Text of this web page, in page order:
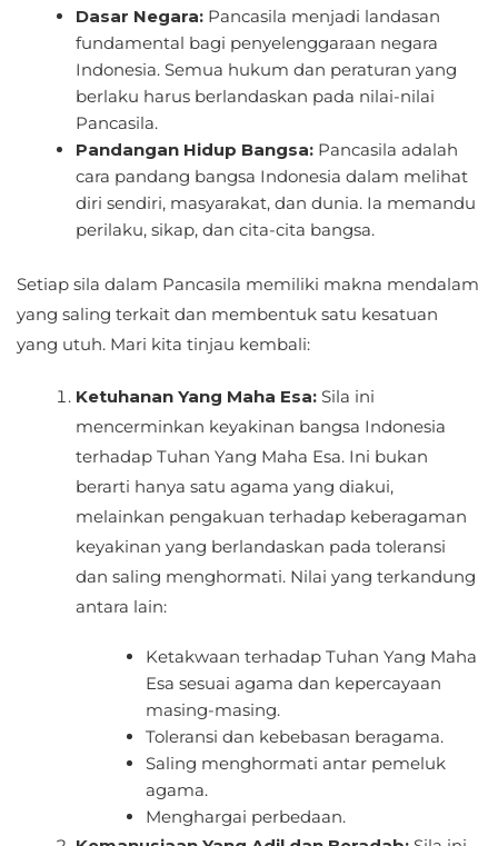
Dasar Negara: Pancasila menjadi landasan
fundamental bagi penyelenggaraan negara
Indonesia. Semua hukum dan peraturan yang
berlaku harus berlandaskan pada nilai-nilai
Pancasila.
Pandangan Hidup Bangsa: Pancasila adalah
cara pandang bangsa Indonesia dalam melihat
diri sendiri, masyarakat, dan dunia. Ia memandu
perilaku, sikap, dan cita-cita bangsa.
Setiap sila dalam Pancasila memiliki makna mendalam
yang saling terkait dan membentuk satu kesatuan
yang utuh. Mari kita tinjau kembali:
Ketuhanan Yang Maha Esa: Sila ini
mencerminkan keyakinan bangsa Indonesia
terhadap Tuhan Yang Maha Esa. Ini bukan
berarti hanya satu agama yang diakui,
melainkan pengakuan terhadap keberagaman
keyakinan yang berlandaskan pada toleransi
dan saling menghormati. Nilai yang terkandung
antara lain:
Ketakwaan terhadap Tuhan Yang Maha
Esa sesuai agama dan kepercayaan
masing-masing.
Toleransi dan kebebasan beragama.
Saling menghormati antar pemeluk
agama.
Menghargai perbedaan.